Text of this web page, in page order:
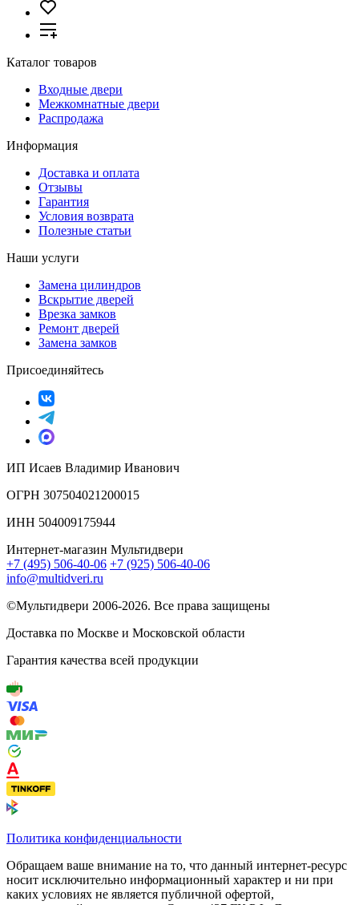
Каталог товаров
Входные двери
Межкомнатные двери
Распродажа
Информация
Доставка и оплата
Отзывы
Гарантия
Условия возврата
Полезные статьи
Наши услуги
Замена цилиндров
Вскрытие дверей
Врезка замков
Ремонт дверей
Замена замков
Присоединяйтесь
ИП Исаев Владимир Иванович
ОГРН 307504021200015
ИНН 504009175944
Интернет-магазин Мультидвери
+7 (495) 506-40-06 +7 (925) 506-40-06
info@multidveri.ru
©Мультидвери ‎2006-2026. Все права защищены
Доставка по Москве и Московской области
Гарантия качества всей продукции
Политика конфиденциальности
Обращаем ваше внимание на то, что данный интернет-ресурс
носит исключительно информационный характер и ни при
каких условиях не является публичной офертой,